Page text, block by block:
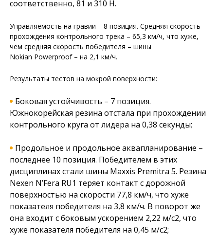
соответственно, 81 и 310 Н.
Управляемость на гравии – 8 позиция. Средняя скорость
прохождения контрольного трека – 65,3 км/ч, что хуже,
чем средняя скорость победителя – шины
Nokian Powerproof – на 2,1 км/ч.
Результаты тестов на мокрой поверхности:
Боковая устойчивость – 7 позиция.
Южнокорейская резина отстала при прохождении
контрольного круга от лидера на 0,38 секунды;
Продольное и продольное аквапланирование –
последнее 10 позиция. Победителем в этих
дисциплинах стали шины Maxxis Premitra 5. Резина
Nexen N’Fera RU1 теряет контакт с дорожной
поверхностью на скорости 77,8 км/ч, что хуже
показателя победителя на 3,8 км/ч. В поворот же
она входит с боковым ускорением 2,22 м/с2, что
хуже показателя победителя на 0,45 м/с2;